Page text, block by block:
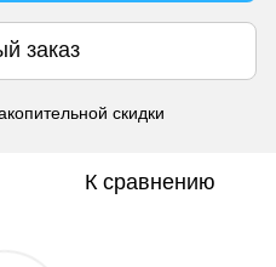
заказ
скидки
К сравнению